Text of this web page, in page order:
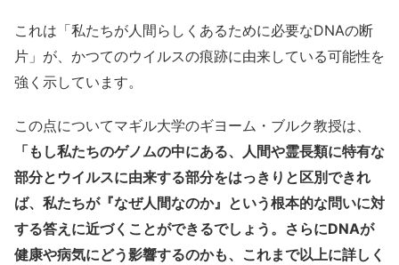
これは「私たちが人間らしくあるために必要なDNAの断
片」が、かつてのウイルスの痕跡に由来している可能性を
強く示しています。
この点についてマギル大学のギヨーム・ブルク教授は、
「もし私たちのゲノムの中にある、人間や霊長類に特有な
部分とウイルスに由来する部分をはっきりと区別できれ
ば、私たちが『なぜ人間なのか』という根本的な問いに対
する答えに近づくことができるでしょう。さらにDNAが
健康や病気にどう影響するのかも、これまで以上に詳しく